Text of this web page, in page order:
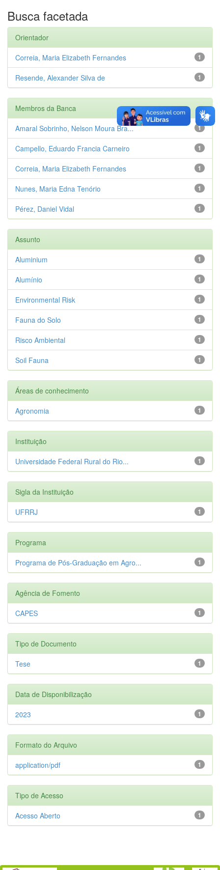
Busca facetada
Orientador
1
Correia, Maria Elizabeth Fernandes
1
Resende, Alexander Silva de
Membros da Banca
1
Amaral Sobrinho, Nelson Moura Bra...
1
Campello, Eduardo Francia Carneiro
1
Correia, Maria Elizabeth Fernandes
1
Nunes, Maria Edna Tenório
1
Pérez, Daniel Vidal
Assunto
1
Aluminium
1
Alumínio
1
Environmental Risk
1
Fauna do Solo
1
Risco Ambiental
1
Soil Fauna
Áreas de conhecimento
1
Agronomia
Instituição
1
Universidade Federal Rural do Rio...
Sigla da Instituição
1
UFRRJ
Programa
1
Programa de Pós-Graduação em Agro...
Agência de Fomento
1
CAPES
Tipo de Documento
1
Tese
Data de Disponibilização
1
2023
Formato do Arquivo
1
application/pdf
Tipo de Acesso
1
Acesso Aberto